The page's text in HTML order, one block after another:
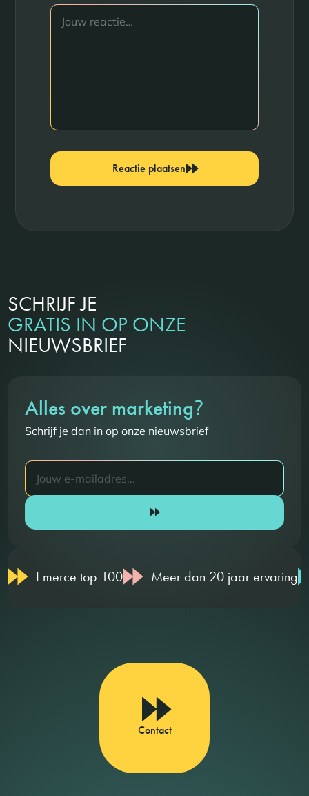
Reactie plaatsen
SCHRIJF JE
GRATIS IN OP ONZE
NIEUWSBRIEF
Alles over marketing?
Schrijf je dan in op onze nieuwsbrief
Emerce top 100 Meer dan 20 jaar ervaring
Contact